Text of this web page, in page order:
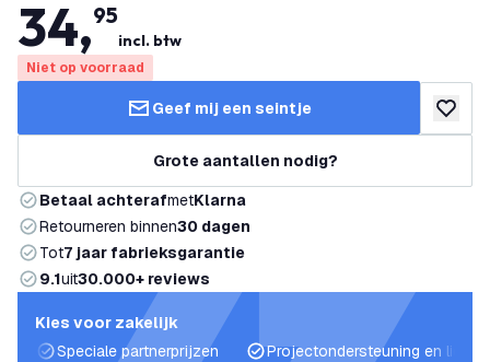
34,95
incl. btw
Niet op voorraad
Geef mij een seintje
Grote aantallen nodig?
Betaal achterafmetKlarna
Retourneren binnen30 dagen
Tot7 jaar fabrieksgarantie
9.1uit30.000+ reviews
Kies voor zakelijk
Speciale partnerprijzen
Projectondersteuning en